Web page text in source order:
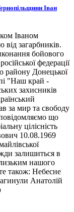
Іван
Іваном
загарбників.
бойового
федерації
району Донецької
"Наш край -
захисників
за мир та свободу
що
цілісність
10.08.1969
залишиться в
нашого
також: Небесне
Анатолій